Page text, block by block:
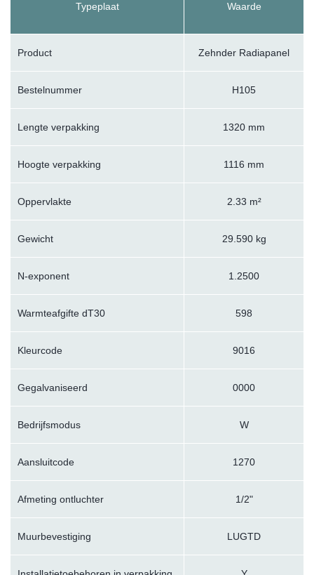
Typeplaat Waarde
Product Zehnder Radiapanel
Bestelnummer H105
Lengte verpakking 1320 mm
Hoogte verpakking 1116 mm
Oppervlakte 2.33 m²
Gewicht 29.590 kg
N-exponent 1.2500
Warmteafgifte dT30 598
Kleurcode 9016
Gegalvaniseerd 0000
Bedrijfsmodus W
Aansluitcode 1270
Afmeting ontluchter 1/2"
Muurbevestiging LUGTD